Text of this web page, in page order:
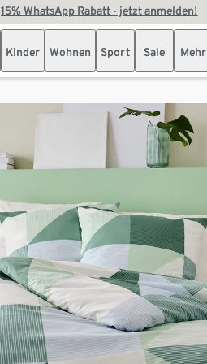
15% WhatsApp Rabatt - jetzt anmelden!
Kinder Wohnen Sport Sale Mehr